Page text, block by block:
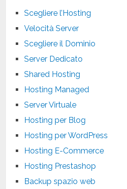
Scegliere l’Hosting
Velocità Server
Scegliere il Dominio
Server Dedicato
Shared Hosting
Hosting Managed
Server Virtuale
Hosting per Blog
Hosting per WordPress
Hosting E-Commerce
Hosting Prestashop
Backup spazio web